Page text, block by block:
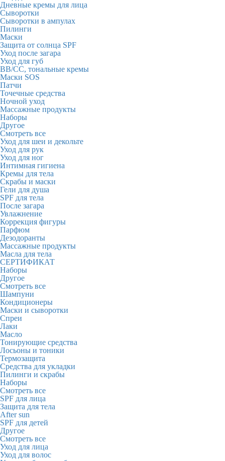
Дневные кремы для лица
Сыворотки
Сыворотки в ампулах
Пилинги
Маски
Защита от солнца SPF
Уход после загара
Уход для губ
BB/CC, тональные кремы
Маски SOS
Патчи
Точечные средства
Ночной уход
Массажные продукты
Наборы
Другое
Смотреть все
Уход для шеи и декольте
Уход для рук
Уход для ног
Интимная гигиена
Кремы для тела
Скрабы и маски
Гели для душа
SPF для тела
После загара
Увлажнение
Коррекция фигуры
Парфюм
Дезодоранты
Массажные продукты
Масла для тела
СЕРТИФИКАТ
Наборы
Другое
Смотреть все
Шампуни
Кондиционеры
Маски и сыворотки
Спреи
Лаки
Масло
Тонирующие средства
Лосьоны и тоники
Термозащита
Средства для укладки
Пилинги и скрабы
Наборы
Смотреть все
SPF для лица
Защита для тела
After sun
SPF для детей
Другое
Смотреть все
Уход для лица
Уход для волос